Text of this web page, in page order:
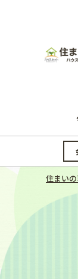
住まい